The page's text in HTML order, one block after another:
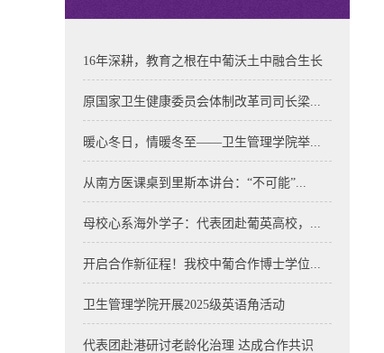
16年深耕，教育之根在中葡沃土中融合生长
原国家卫生健康委员会体制改革司司长梁...
暖心冬日，情暖冬至——卫生管理学院举...
从南方医课桌到里斯本讲台：“不可能”...
母校心系海外学子：代表团赴葡英高校，...
开启合作新征程！我校中葡合作博士学位...
卫生管理学院开展2025级英语角活动
代表团赴港研讨老龄化治理 达成合作共识